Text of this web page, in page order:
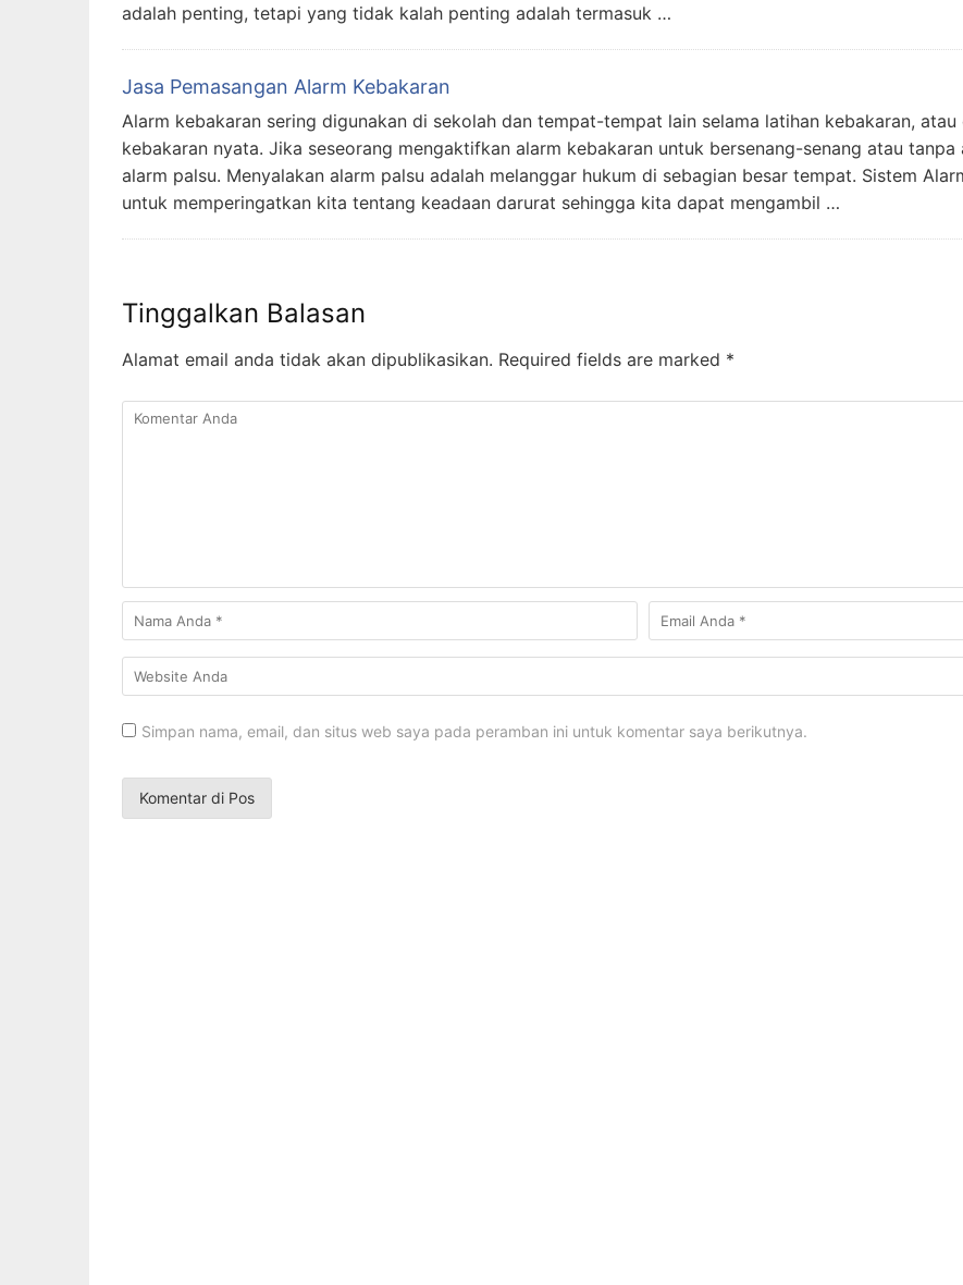
adalah penting, tetapi yang tidak kalah penting adalah termasuk …
Jasa Pemasangan Alarm Kebakaran
Alarm kebakaran sering digunakan di sekolah dan tempat-tempat lain selama latihan kebakaran, atau
kebakaran nyata. Jika seseorang mengaktifkan alarm kebakaran untuk bersenang-senang atau tanpa
alarm palsu. Menyalakan alarm palsu adalah melanggar hukum di sebagian besar tempat. Sistem
untuk memperingatkan kita tentang keadaan darurat sehingga kita dapat mengambil …
Tinggalkan Balasan
Alamat email anda tidak akan dipublikasikan. Required fields are marked *
Simpan nama, email, dan situs web saya pada peramban ini untuk komentar saya berikutnya.